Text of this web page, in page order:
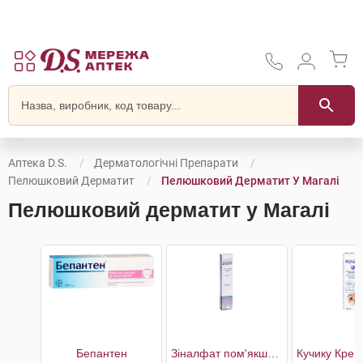
Аптека D.S.
Дерматологічні Препарати
Пелюшковий Дерматит
Пелюшковий Дерматит У Магалі
Пелюшковий дерматит у Магалі
Бепантен